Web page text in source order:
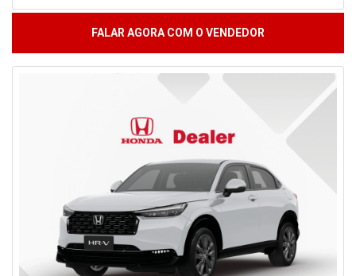
FALAR AGORA COM O VENDEDOR